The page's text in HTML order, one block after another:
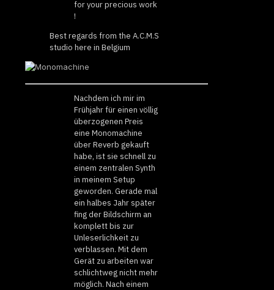
for your precious work
!
Best regards from the A.C.M.S
studio here in Belgium
Nachdem ich mir im
Frühjahr für einen völlig
überzogenen Preis
eine Monomachine
über Reverb gekauft
habe, ist sie schnell zu
einem zentralen Synth
in meinem Setup
geworden. Gerade mal
ein halbes Jahr später
fing der Bildschirm an
komplett bis zur
Unleserlichkeit zu
verblassen. Mit dem
Gerät zu arbeiten war
schlichtweg nicht mehr
möglich. Nach einem